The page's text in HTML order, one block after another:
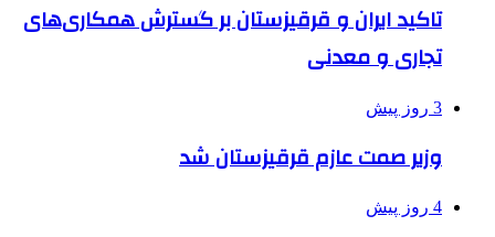
تاکید ایران و قرقیزستان بر گسترش همکاری‌های
تجاری و معدنی
3 روز پیش
وزیر صمت عازم قرقیزستان شد
4 روز پیش